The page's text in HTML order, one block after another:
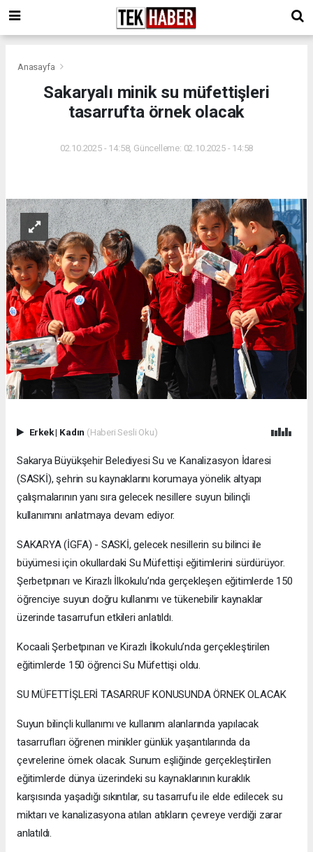
Anasayfa
Sakaryalı minik su müfettişleri
tasarrufta örnek olacak
02.10.2025 - 14:58, Güncelleme: 02.10.2025 - 14:58
Erkek| Kadın (Haberi Sesli Oku)
Sakarya Büyükşehir Belediyesi Su ve Kanalizasyon İdaresi
(SASKİ), şehrin su kaynaklarını korumaya yönelik altyapı
çalışmalarının yanı sıra gelecek nesillere suyun bilinçli
kullanımını anlatmaya devam ediyor.
SAKARYA (İGFA) - SASKİ, gelecek nesillerin su bilinci ile
büyümesi için okullardaki Su Müfettişi eğitimlerini sürdürüyor.
Şerbetpınarı ve Kirazlı İlkokulu’nda gerçekleşen eğitimlerde 150
öğrenciye suyun doğru kullanımı ve tükenebilir kaynaklar
üzerinde tasarrufun etkileri anlatıldı.
Kocaali Şerbetpınarı ve Kirazlı İlkokulu’nda gerçekleştirilen
eğitimlerde 150 öğrenci Su Müfettişi oldu.
SU MÜFETTİŞLERİ TASARRUF KONUSUNDA ÖRNEK OLACAK
Suyun bilinçli kullanımı ve kullanım alanlarında yapılacak
tasarrufları öğrenen minikler günlük yaşantılarında da
çevrelerine örnek olacak. Sunum eşliğinde gerçekleştirilen
eğitimlerde dünya üzerindeki su kaynaklarının kuraklık
karşısında yaşadığı sıkıntılar, su tasarrufu ile elde edilecek su
miktarı ve kanalizasyona atılan atıkların çevreye verdiği zarar
anlatıldı.